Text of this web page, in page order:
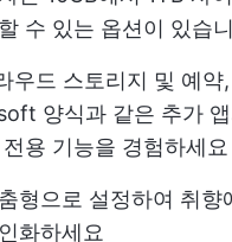
수 있는 옵션이 있습
우드 스토리지 및 예약
양식과 같은 추가
용 기능을 경험하세요
형으로 설정하여 취향
화하세요